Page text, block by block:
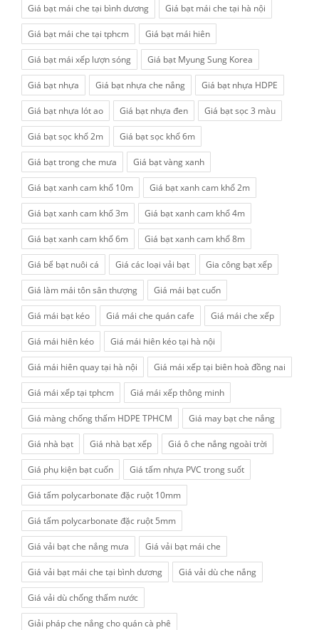
Giá bạt mái che tại bình dương Giá bạt mái che tại hà nội
Giá bạt mái che tại tphcm Giá bạt mái hiên
Giá bạt mái xếp lượn sóng Giá bạt Myung Sung Korea
Giá bạt nhựa Giá bạt nhựa che nắng Giá bạt nhựa HDPE
Giá bạt nhựa lót ao Giá bạt nhựa đen Giá bạt sọc 3 màu
Giá bạt sọc khổ 2m Giá bạt sọc khổ 6m
Giá bạt trong che mưa Giá bạt vàng xanh
Giá bạt xanh cam khổ 10m Giá bạt xanh cam khổ 2m
Giá bạt xanh cam khổ 3m Giá bạt xanh cam khổ 4m
Giá bạt xanh cam khổ 6m Giá bạt xanh cam khổ 8m
Giá bể bạt nuôi cá Giá các loại vải bạt Gia công bạt xếp
Giá làm mái tôn sân thượng Giá mái bạt cuốn
Giá mái bạt kéo Giá mái che quán cafe Giá mái che xếp
Giá mái hiên kéo Giá mái hiên kéo tại hà nội
Giá mái hiên quay tại hà nội Giá mái xếp tại biên hoà đồng nai
Giá mái xếp tại tphcm Giá mái xếp thông minh
Giá màng chống thấm HDPE TPHCM Giá may bạt che nắng
Giá nhà bạt Giá nhà bạt xếp Giá ô che nắng ngoài trời
Giá phụ kiện bạt cuốn Giá tấm nhựa PVC trong suốt
Giá tấm polycarbonate đặc ruột 10mm
Giá tấm polycarbonate đặc ruột 5mm
Giá vải bạt che nắng mưa Giá vải bạt mái che
Giá vải bạt mái che tại bình dương Giá vải dù che nắng
Giá vải dù chống thấm nước
Giải pháp che nắng cho quán cà phê